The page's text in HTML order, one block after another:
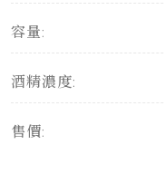
容量:
酒精濃度:
售價: